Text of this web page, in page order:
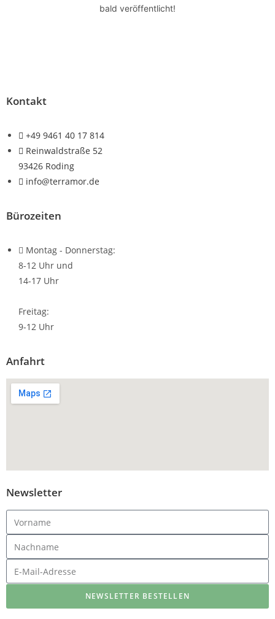
bald veröffentlicht!
Kontakt
+49 9461 40 17 814
Reinwaldstraße 52
93426 Roding
info@terramor.de
Bürozeiten
Montag - Donnerstag:
8-12 Uhr und
14-17 Uhr
Freitag:
9-12 Uhr
Anfahrt
Newsletter
NEWSLETTER BESTELLEN